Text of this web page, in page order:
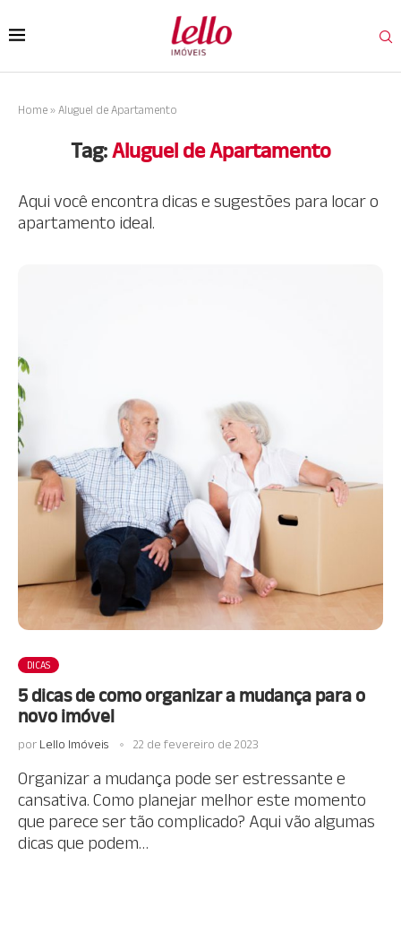
Home » Aluguel de Apartamento
Tag:Aluguel de Apartamento
Aqui você encontra dicas e sugestões para locar o
apartamento ideal.
DICAS
5 dicas de como organizar a mudança para o
novo imóvel
por Lello Imóveis 22 de fevereiro de 2023
Organizar a mudança pode ser estressante e
cansativa. Como planejar melhor este momento
que parece ser tão complicado? Aqui vão algumas
dicas que podem…